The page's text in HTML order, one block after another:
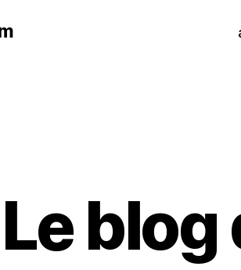
Le blog